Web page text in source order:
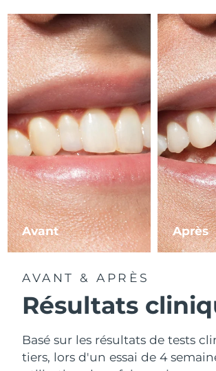
Avant Après
AVANT & APRÈS
Résultats
Basé sur les résultats de tests
tiers, lors d'un essai de 4